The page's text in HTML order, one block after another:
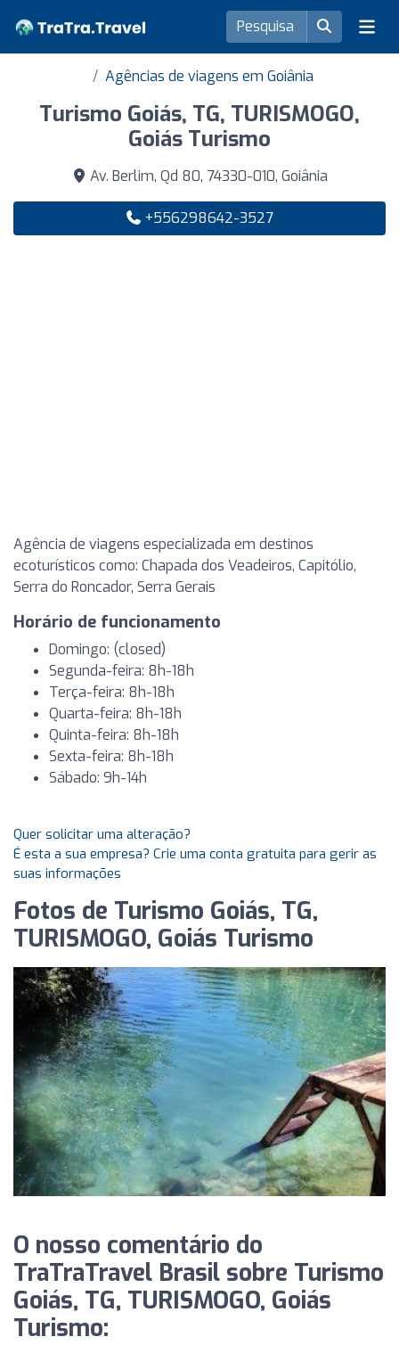
Agências de viagens em Goiânia
Turismo Goiás, TG, TURISMOGO,
Goiás Turismo
Av. Berlim, Qd 80, 74330-010, Goiânia
+556298642-3527
Agência de viagens especializada em destinos
ecoturísticos como: Chapada dos Veadeiros, Capitólio,
Serra do Roncador, Serra Gerais
Horário de funcionamento
Domingo: (closed)
Segunda-feira: 8h-18h
Terça-feira: 8h-18h
Quarta-feira: 8h-18h
Quinta-feira: 8h-18h
Sexta-feira: 8h-18h
Sábado: 9h-14h
Quer solicitar uma alteração?
É esta a sua empresa? Crie uma conta gratuita para gerir as
suas informações
Fotos de Turismo Goiás, TG,
TURISMOGO, Goiás Turismo
O nosso comentário do
TraTraTravel Brasil sobre Turismo
Goiás, TG, TURISMOGO, Goiás
Turismo: